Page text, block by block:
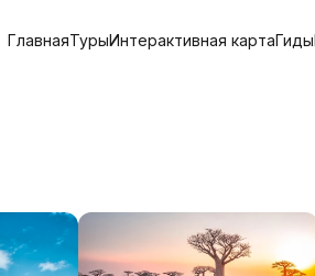
ГлавнаяТурыИнтерактивная картаГиды